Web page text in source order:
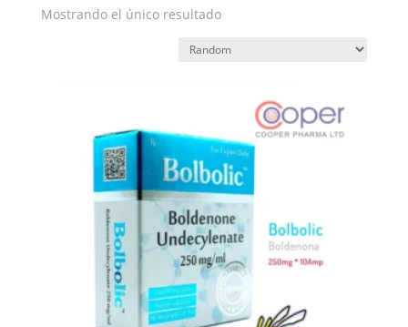
Mostrando el único resultado